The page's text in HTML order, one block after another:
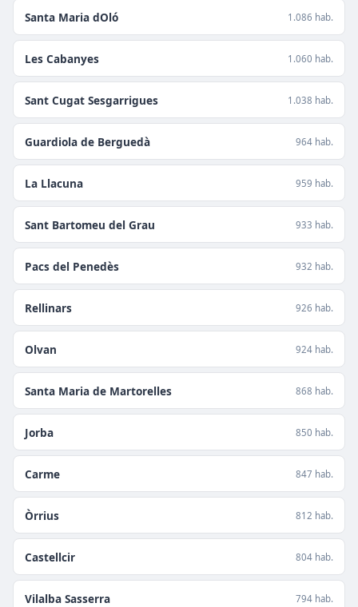
Santa Maria dOló 1.086 hab.
Les Cabanyes 1.060 hab.
Sant Cugat Sesgarrigues 1.038 hab.
Guardiola de Berguedà 964 hab.
La Llacuna 959 hab.
Sant Bartomeu del Grau 933 hab.
Pacs del Penedès 932 hab.
Rellinars 926 hab.
Olvan 924 hab.
Santa Maria de Martorelles 868 hab.
Jorba 850 hab.
Carme 847 hab.
Òrrius 812 hab.
Castellcir 804 hab.
Vilalba Sasserra 794 hab.